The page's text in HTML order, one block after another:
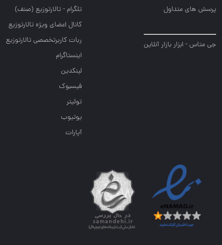
پرسش های متداول
جی متاس - ابزار بازار آنلاین
تلگرام - تالارتوزیع (صنف)
کانال اعضای ویژه تالارتوزیع
ربات کاربرتخصصی تالارتوزیع
اینستاگرام
لینکدین
فیسبوک
توئیتر
یوتیوب
آپارات